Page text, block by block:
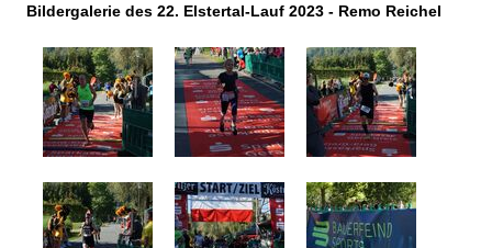
Bildergalerie des 22. Elstertal-Lauf 2023 - Remo Reichel